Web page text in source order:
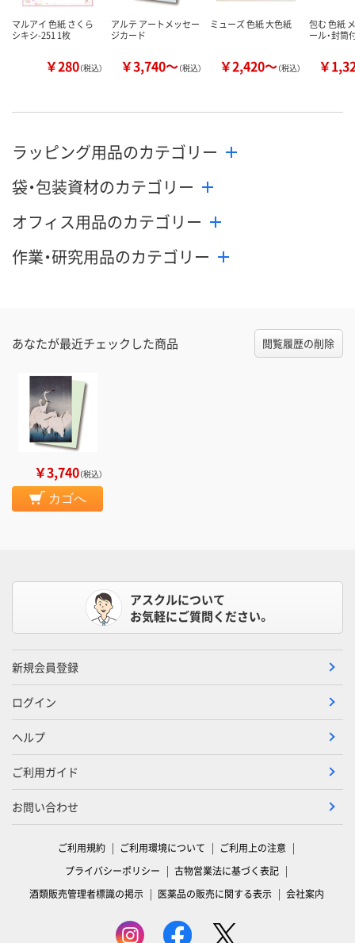
マルアイ 色紙 さくら
シキシ-251 1枚
￥280（税込）
アルテ アートメッセー
ジカード
￥3,740～（税込）
ミューズ 色紙 大色紙
￥2,420～（税込）
包む 色紙
ール・封筒
￥
ラッピング用品のカテゴリー
袋・包装資材のカテゴリー
オフィス用品のカテゴリー
作業・研究用品のカテゴリー
あなたが最近チェックした商品 閲覧履歴の削除
￥3,740（税込）
カゴへ
アスクルについて
お気軽にご質問ください。
新規会員登録
ログイン
ヘルプ
ご利用ガイド
お問い合わせ
ご利用規約 ご利用環境について
ご利用上の注意
プライバシーポリシー
古物営業法に基づく表記
酒類販売管理者標識の掲示
医薬品の販売に関する表示 会社案内